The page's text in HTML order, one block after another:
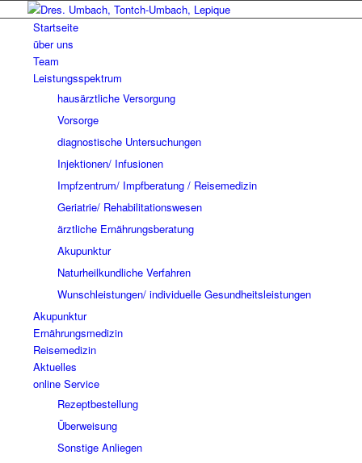
Startseite
über uns
Team
Leistungsspektrum
hausärztliche Versorgung
Vorsorge
diagnostische Untersuchungen
Injektionen/ Infusionen
Impfzentrum/ Impfberatung / Reisemedizin
Geriatrie/ Rehabilitationswesen
ärztliche Ernährungsberatung
Akupunktur
Naturheilkundliche Verfahren
Wunschleistungen/ individuelle Gesundheitsleistungen
Akupunktur
Ernährungsmedizin
Reisemedizin
Aktuelles
online Service
Rezeptbestellung
Überweisung
Sonstige Anliegen